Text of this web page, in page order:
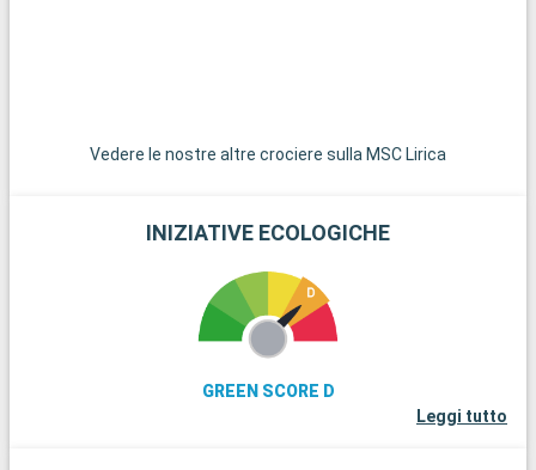
Vedere le nostre altre crociere sulla MSC Lirica
INIZIATIVE ECOLOGICHE
GREEN SCORE D
Leggi tutto